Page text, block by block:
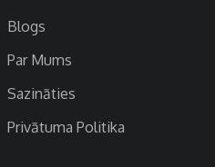
Blogs
Par Mums
Sazināties
Privātuma Politika